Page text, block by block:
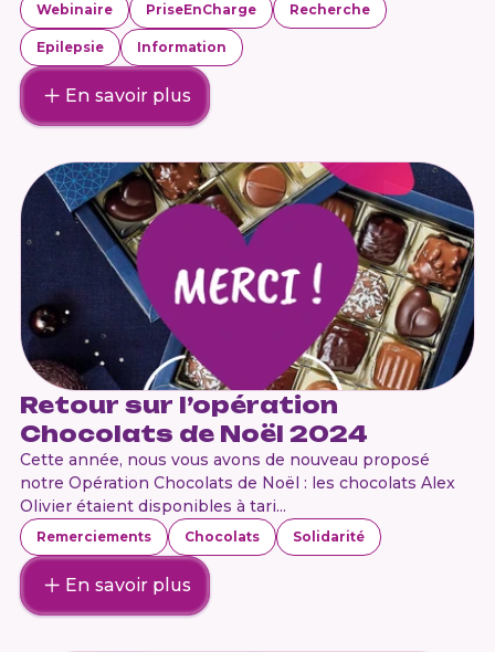
Webinaire PriseEnCharge Recherche
Epilepsie Information
En savoir plus
Retour sur l’opération
Chocolats de Noël 2024
Cette année, nous vous avons de nouveau proposé
notre Opération Chocolats de Noël : les chocolats Alex
Olivier étaient disponibles à tari...
Remerciements Chocolats Solidarité
En savoir plus